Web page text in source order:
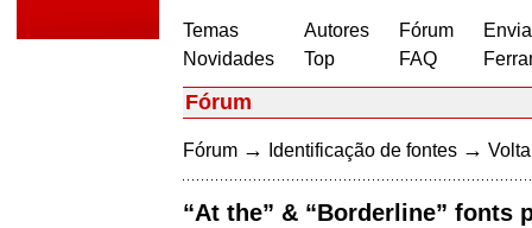
Temas
Novidades
Autores
Top
Fórum
FAQ
Fórum
Fórum → Identificação de fontes →
“At the” & “Borderline” fonts